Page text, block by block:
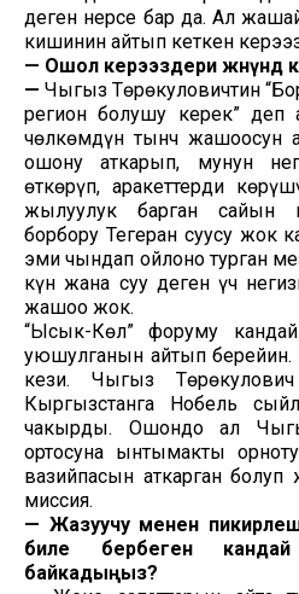
деген нерсе бар да. Ал
кишинин айтып кеткен
— Ошол керээздери жөнүндө
— Чыңгыз Төрөкуловичтин
регион болушу керек” деп
чөлкөмдүн тынч жашоосун
ошону аткарып, мунун
өткөрүп, аракеттерди
жылуулук барган сайын
борбору Тегеран суусу жок
эми чындап ойлоно турган
күн жана суу деген үч
жашоо жок.
“Ысык-Көл” форуму
уюшулганын айтып берейин.
кези. Чыңгыз
Кыргызстанга Нобель
чакырды. Ошондо ал
ортосуна ынтымакты
вазийпасын аткарган болуп
миссия.
— Жазуучу менен
биле бербеген
байкадыңыз?